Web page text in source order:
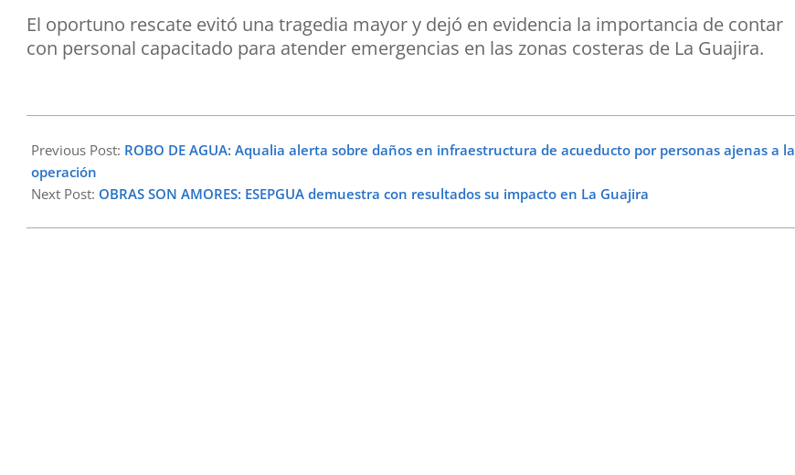
El oportuno rescate evitó una tragedia mayor y dejó en evidencia la importancia de contar
con personal capacitado para atender emergencias en las zonas costeras de La Guajira.
05-
24
Previous Post: ROBO DE AGUA: Aqualia alerta sobre daños en infraestructura de acueducto por personas ajenas a la
operación
Next Post: OBRAS SON AMORES: ESEPGUA demuestra con resultados su impacto en La Guajira